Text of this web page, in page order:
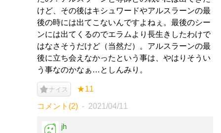
けど、その後はキシュワードやアルスラーンの最
後の時には出てこないんですよねぇ。最後のシー
ンには出てくるのでエラムより長生きしたわけで
はなさそうだけど（当然だ）。アルスラーンの最
後に立ち会えなかったという事は、やはりそうい
う事なのかなぁ…としんみり。
ナイス ★11
コメント(2) 2021/04/11
jh